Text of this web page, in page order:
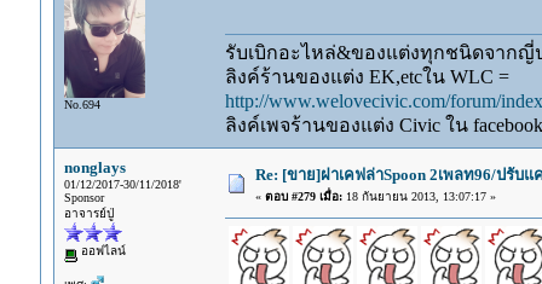
No.694
รับเบิกอะไหล่&ของแต่งทุกชนิดจากญี่
ลิงค์ร้านของแต่ง EK,etcใน WLC =
http://www.welovecivic.com/forum/
ลิงค์เพจร้านของแต่ง Civic ใน
nonglays
01/12/2017-30/11/2018'
Sponsor
อาจารย์ปู่
ออฟไลน์
Re: [ขาย]ฝาเคฟล่าSpoon 2เพลท96/ปรับ
« ตอบ #279 เมื่อ:18 กันยายน 2013, 13:07:17 »